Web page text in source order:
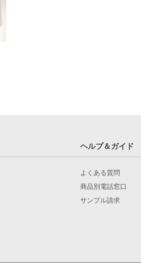
ヘルプ＆ガイド
よくある質問
商品別電話窓口
サンプル請求